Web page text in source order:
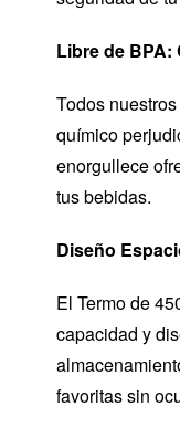
Libre de BPA:
Todos
químico
enorgullece
tus bebidas.
Diseño
El Termo de
capacidad y
favoritas sin